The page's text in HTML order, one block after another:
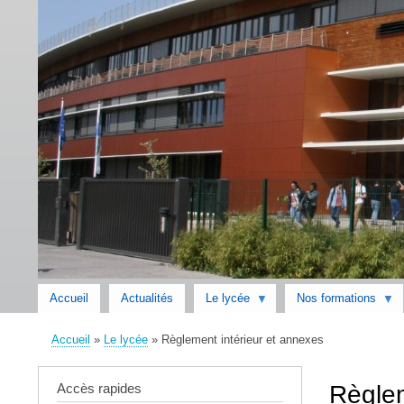
Accueil Actualités Le lycée Nos formations
Accueil Le lycée Règlement intérieur et annexes
Accès rapides